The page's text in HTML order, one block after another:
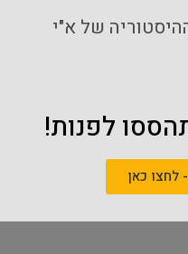
של א"י
לפנות!
לחצו כאן